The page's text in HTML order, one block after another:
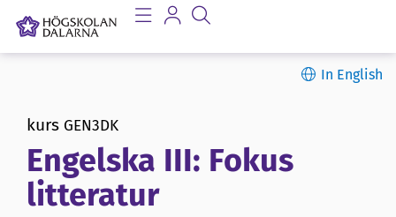
In English
kurs GEN3DK
Engelska III: Fokus
litteratur